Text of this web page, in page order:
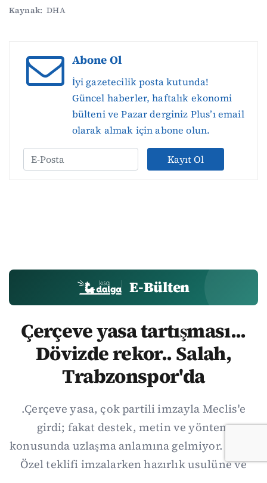
Kaynak: DHA
Abone Ol
İyi gazetecilik posta kutunda!
Güncel haberler, haftalık ekonomi
bülteni ve Pazar derginiz Plus’ı email
olarak almak için abone olun.
Kayıt Ol
E-Bülten
Çerçeve yasa tartışması...
Dövizde rekor.. Salah,
Trabzonspor'da
.Çerçeve yasa, çok partili imzayla Meclis'e
girdi; fakat destek, metin ve yöntem
konusunda uzlaşma anlamına gelmiyor. Özgür
Özel teklifi imzalarken hazırlık usulüne ve